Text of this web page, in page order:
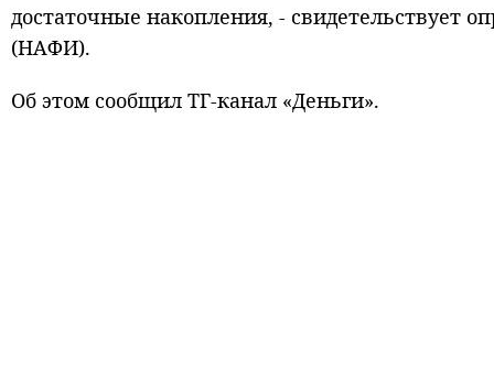
достаточные накопления, - свидетельствует
(НАФИ).
Об этом сообщил ТГ-канал «Деньги».